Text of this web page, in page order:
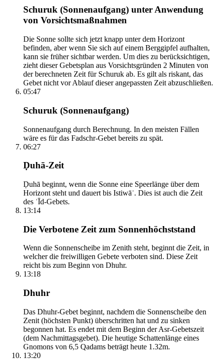
Schuruk (Sonnenaufgang) unter Anwendung
von Vorsichtsmaßnahmen
Die Sonne sollte sich jetzt knapp unter dem Horizont
befinden, aber wenn Sie sich auf einem Berggipfel aufhalten,
kann sie früher sichtbar werden. Um dies zu berücksichtigen,
zieht dieser Gebetsplan aus Vorsichtsgründen 2 Minuten von
der berechneten Zeit für Schuruk ab. Es gilt als riskant, das
Gebet nicht vor Ablauf dieser angepassten Zeit abzuschließen.
05:47
Schuruk (Sonnenaufgang)
Sonnenaufgang durch Berechnung. In den meisten Fällen
wäre es für das Fadschr-Gebet bereits zu spät.
06:27
Ḍuhā-Zeit
Ḍuhā beginnt, wenn die Sonne eine Speerlänge über dem
Horizont steht und dauert bis Istiwāʾ. Dies ist auch die Zeit
des ʿĪd-Gebets.
13:14
Die Verbotene Zeit zum Sonnenhöchststand
Wenn die Sonnenscheibe im Zenith steht, beginnt die Zeit, in
welcher die freiwilligen Gebete verboten sind. Diese Zeit
reicht bis zum Beginn von Dhuhr.
13:18
Dhuhr
Das Dhuhr-Gebet beginnt, nachdem die Sonnenscheibe den
Zenit (höchsten Punkt) überschritten hat und zu sinken
begonnen hat. Es endet mit dem Beginn der Asr-Gebetszeit
(dem Nachmittagsgebet). Die heutige Schattenlänge eines
Gnomons von 6,5 Qadams beträgt heute 1.32m.
13:20